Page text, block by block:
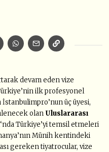
devam eden vize
ilk profesyonel
üç üyesi,
olan Uluslararası
‘nda Türkiye’yi temsil etmeleri
Münih kentindeki
gereken tiyatrocular, vize